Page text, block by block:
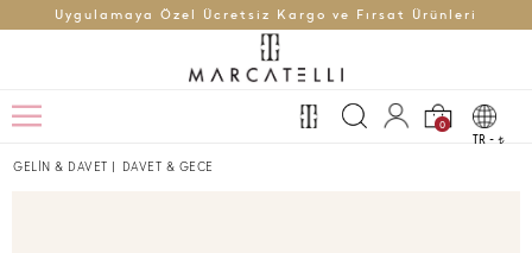
Uygulamaya Özel Ücretsiz Kargo ve Fırsat Ürünleri
0
TR - t
GELİN & DAVET | DAVET & GECE